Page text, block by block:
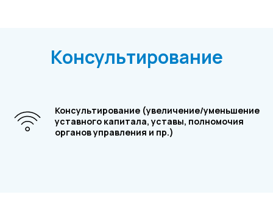
Консультирование
Консультирование (увеличение/уменьшение
уставного капитала, уставы, полномочия
органов управления и пр.)